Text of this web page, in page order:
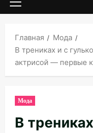
Основное
Главная
Мода
В трениках и с
актрисой — первые
Мода
В